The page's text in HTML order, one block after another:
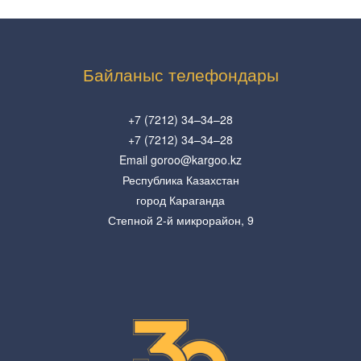
Байланыс телефондары
+7 (7212) 34–34–28
+7 (7212) 34–34–28
Email goroo@kargoo.kz
Республика Казахстан
город Караганда
Степной 2-й микрорайон, 9